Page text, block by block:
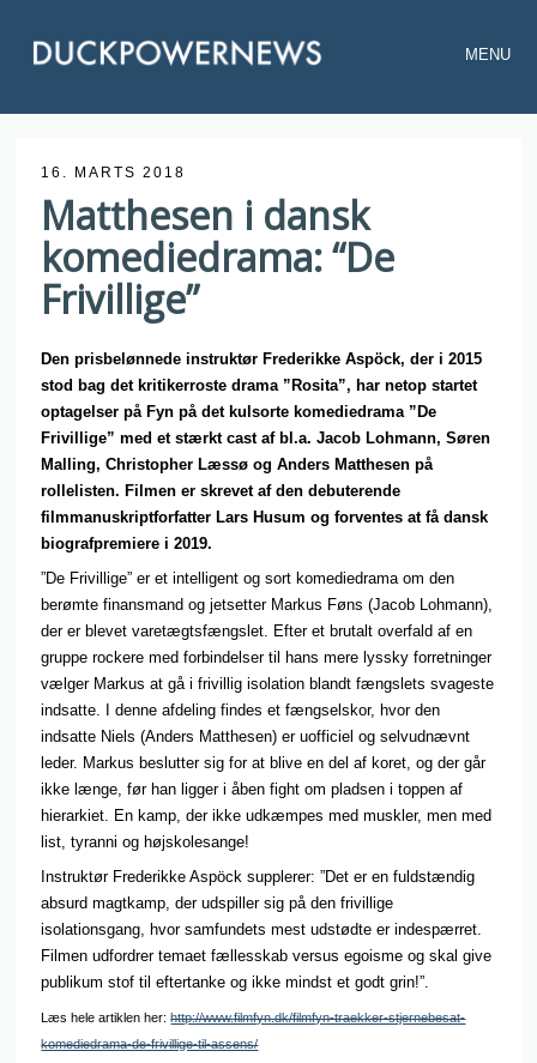
MENU
16. MARTS 2018
Matthesen i dansk
komediedrama: “De
Frivillige”
Den prisbelønnede instruktør Frederikke Aspöck, der i 2015
stod bag det kritikerroste drama ”Rosita”, har netop startet
optagelser på Fyn på det kulsorte komediedrama ”De
Frivillige” med et stærkt cast af bl.a. Jacob Lohmann, Søren
Malling, Christopher Læssø og Anders Matthesen på
rollelisten. Filmen er skrevet af den debuterende
filmmanuskriptforfatter Lars Husum og forventes at få dansk
biografpremiere i 2019.
”De Frivillige” er et intelligent og sort komediedrama om den
berømte finansmand og jetsetter Markus Føns (Jacob Lohmann),
der er blevet varetægtsfængslet. Efter et brutalt overfald af en
gruppe rockere med forbindelser til hans mere lyssky forretninger
vælger Markus at gå i frivillig isolation blandt fængslets svageste
indsatte. I denne afdeling findes et fængselskor, hvor den
indsatte Niels (Anders Matthesen) er uofficiel og selvudnævnt
leder. Markus beslutter sig for at blive en del af koret, og der går
ikke længe, før han ligger i åben fight om pladsen i toppen af
hierarkiet. En kamp, der ikke udkæmpes med muskler, men med
list, tyranni og højskolesange!
Instruktør Frederikke Aspöck supplerer: ”Det er en fuldstændig
absurd magtkamp, der udspiller sig på den frivillige
isolationsgang, hvor samfundets mest udstødte er indespærret.
Filmen udfordrer temaet fællesskab versus egoisme og skal give
publikum stof til eftertanke og ikke mindst et godt grin!”.
Læs hele artiklen her:http://www.filmfyn.dk/filmfyn-traekker-stjernebesat-
komediedrama-de-frivillige-til-assens/